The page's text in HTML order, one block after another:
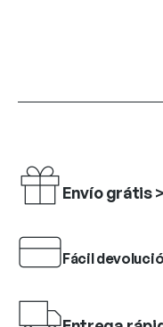
Envío grátis
Fácil